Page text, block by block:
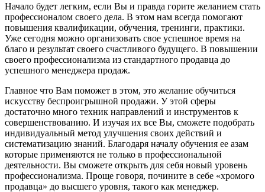
Начало будет легким, если Вы и правда горите желанием стать
профессионалом своего дела. В этом нам всегда помогают
повышения квалификации, обучения, тренинги, практики.
Уже сегодня можно организовать свое успешное время на
благо и результат своего счастливого будущего. В повышении
своего профессионализма из стандартного продавца до
успешного менеджера продаж.
Главное что Вам поможет в этом, это желание обучиться
искусству беспроигрышной продажи. У этой сферы
достаточно много техник направлений и инструментов к
совершенствованию. И изучая их все Вы, сможете подобрать
индивидуальный метод улучшения своих действий и
систематизацию знаний. Благодаря началу обучения ее азам
которые применяются не только в профессиональной
деятельности. Вы сможете открыть для себя новый уровень
профессионализма. Проще говоря, почините в себе «хромого
продавца» до высшего уровня, такого как менеджер.